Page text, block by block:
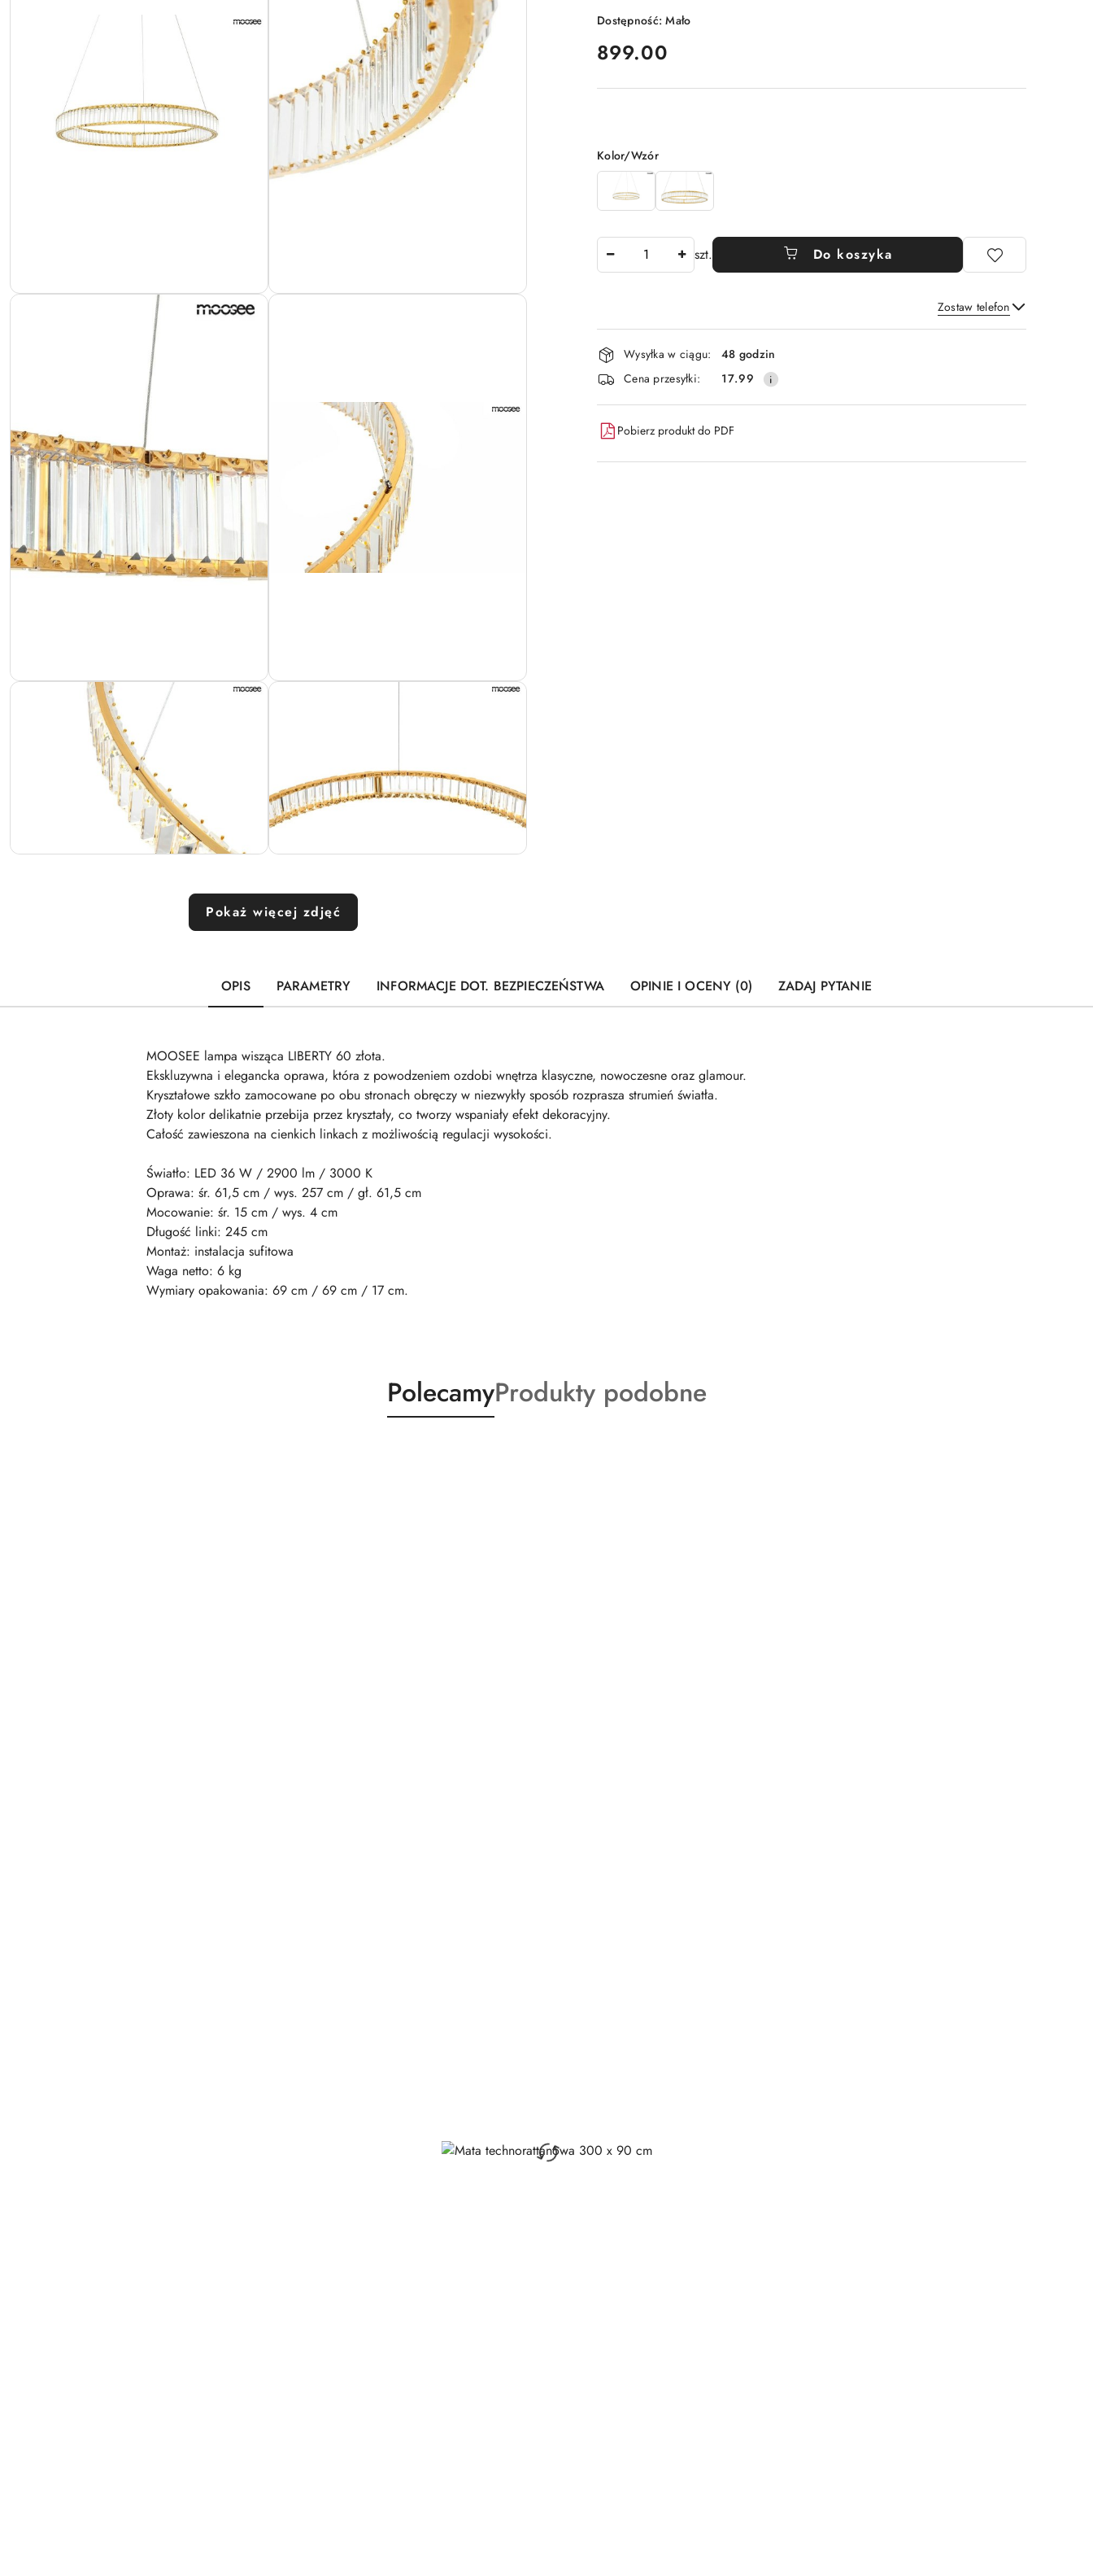
Pokaż więcej zdjęć
Dostępność:Mało
cena:
899.00
Wariant
Kolor/Wzór
szt. Do koszyka
Zostaw telefon
Wyślij
Dostępność
i
dostawa
Wysyłka w ciągu:
48 godzin
Cena przesyłki:
17.99
Pobierz produkt do PDF
OPIS PARAMETRY INFORMACJE DOT. BEZPIECZEŃSTWA OPINIE I OCENY (0) ZADAJ PYTANIE
MOOSEE lampa wisząca LIBERTY 60 złota.
Ekskluzywna i elegancka oprawa, która z powodzeniem ozdobi wnętrza klasyczne, nowoczesne oraz glamour.
Kryształowe szkło zamocowane po obu stronach obręczy w niezwykły sposób rozprasza strumień światła.
Złoty kolor delikatnie przebija przez kryształy, co tworzy wspaniały efekt dekoracyjny.
Całość zawieszona na cienkich linkach z możliwością regulacji wysokości.
Światło: LED 36 W / 2900 lm / 3000 K
Oprawa: śr. 61,5 cm / wys. 257 cm / gł. 61,5 cm
Mocowanie: śr. 15 cm / wys. 4 cm
Długość linki: 245 cm
Montaż: instalacja sufitowa
Waga netto: 6 kg
Wymiary opakowania: 69 cm / 69 cm / 17 cm.
Produkty
o
PolecamyProdukty
o
Produkty podobne